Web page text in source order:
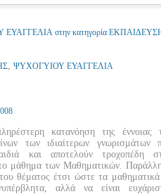
στην κατηγορία
, ΨΥΧΟΓΥΙΟΥ ΕΥΑΓΓΕΛΙΑ
κατανόηση της έννοιας
των ιδιαίτερων γνωρισμάτων
και αποτελούν τροχοπέδη
μάθημα των Μαθηματικών.
θέματος έτσι ώστε τα
αλλά να είναι